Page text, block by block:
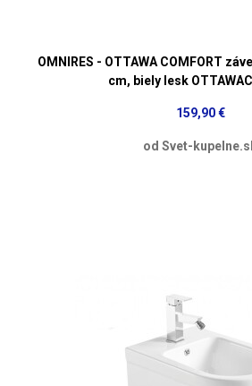
OMNIRES - OTTAWA COMFORT
cm, biely lesk
159,90 €
od Svet-